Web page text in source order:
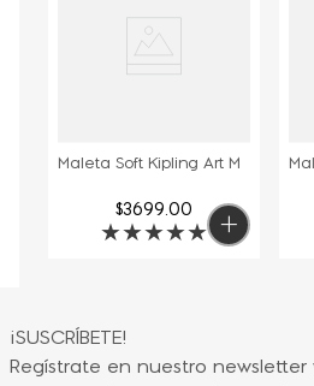
Maleta Soft Kipling Art M
$3699.00
★★★★★
¡SUSCRÍBETE!
Regístrate en nuestro newsletter